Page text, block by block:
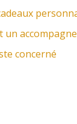
concerné